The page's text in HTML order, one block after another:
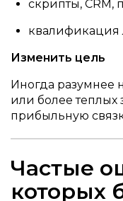
скрипты, CRM,
квалификация
Изменить цель
Иногда разумнее
или более теплых
прибыльную
Частые
которых